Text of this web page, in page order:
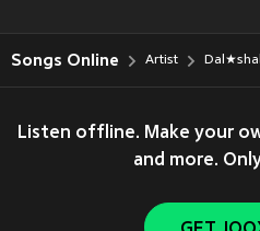
Songs Online Artist
Listen offline. Make your
and more.